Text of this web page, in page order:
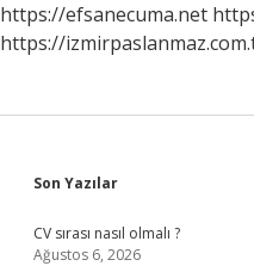
https://efsanecuma.net
https://
Sidebar
Son Yazılar
CV sırası nasıl olmalı ?
Ağustos 6, 2026